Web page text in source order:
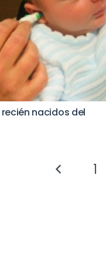
nacidos del
1